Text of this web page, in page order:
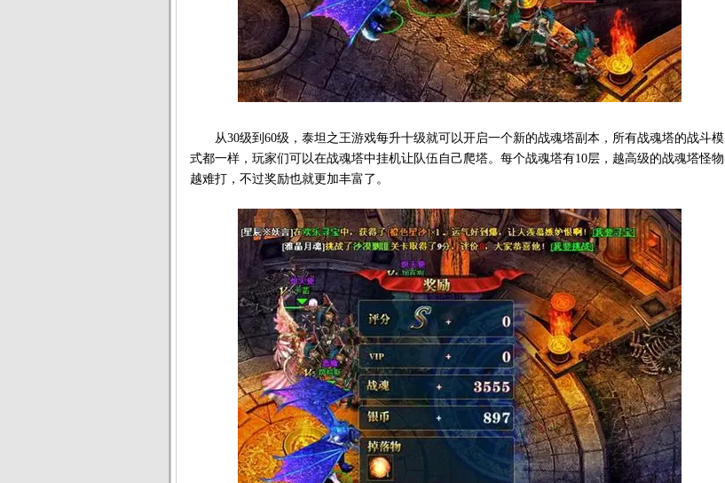
从30级到60级，泰坦之王游戏每升十级就可以开启一个新的战魂塔副本，所有战魂塔的战斗模
式都一样，玩家们可以在战魂塔中挂机让队伍自己爬塔。每个战魂塔有10层，越高级的战魂塔怪物
越难打，不过奖励也就更加丰富了。